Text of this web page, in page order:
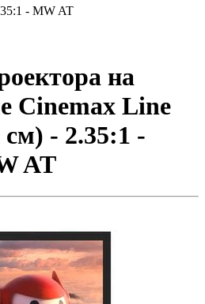
- MW AT
на
Cinemax Line
- 2.35:1 -
AT